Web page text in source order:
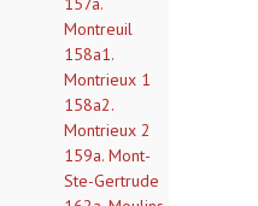
Montreuil
158a1.
Montrieux 1
158a2.
Montrieux 2
159a. Mont-
Ste-Gertrude